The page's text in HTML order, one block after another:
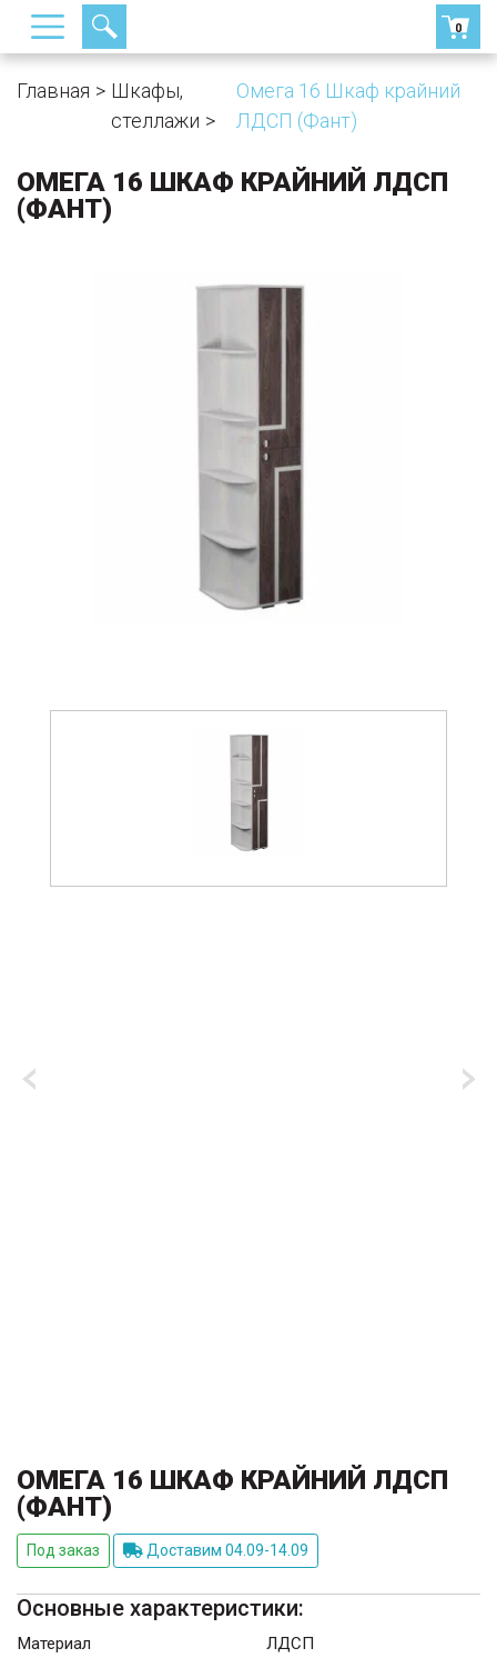
0
Главная
Шкафы,
стеллажи
Омега 16 Шкаф крайний
ЛДСП (Фант)
ОМЕГА 16 ШКАФ КРАЙНИЙ ЛДСП
(ФАНТ)
ОМЕГА 16 ШКАФ КРАЙНИЙ ЛДСП
(ФАНТ)
Под заказ Доставим 04.09-14.09
Основные характеристики:
Материал
ЛДСП